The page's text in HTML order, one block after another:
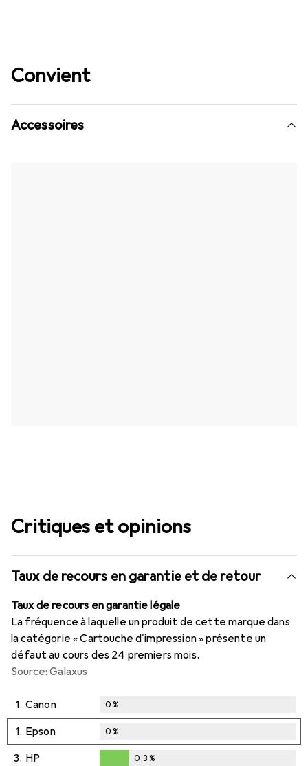
Convient
Accessoires
Critiques et opinions
Taux de recours en garantie et de retour
Taux de recours en garantie légale
La fréquence à laquelle un produit de cette marque dans
la catégorie « Cartouche d'impression » présente un
défaut au cours des 24 premiers mois.
Source: Galaxus
1. Canon 0%
1. Epson 0%
3. HP 0,3%